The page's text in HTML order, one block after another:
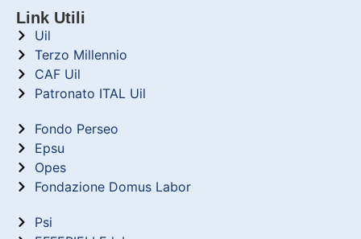
Link Utili
Uil
Terzo Millennio
CAF Uil
Patronato ITAL Uil
Fondo Perseo
Epsu
Opes
Fondazione Domus Labor
Psi